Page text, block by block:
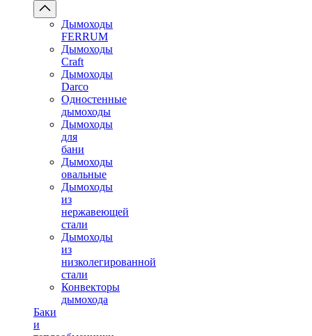
Дымоходы
FERRUM
Дымоходы
Craft
Дымоходы
Darco
Одностенные
дымоходы
Дымоходы
для
бани
Дымоходы
овальные
Дымоходы
из
нержавеющей
стали
Дымоходы
из
низколегированной
стали
Конвекторы
дымохода
Баки
и